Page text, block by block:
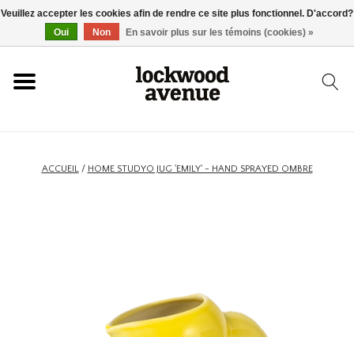
ACCUEIL
NOUVEAUACCUEIL/ HOME STUDYO JUG 'EMILY' - HAND SPRAYED OMBRE
Veuillez accepter les cookies afin de rendre ce site plus fonctionnel. D'accord?
Oui
Non En savoir plus sur les témoins (cookies) »